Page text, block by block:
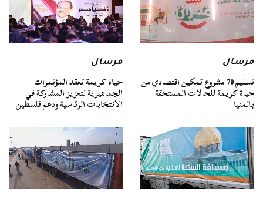
مرسال
تسليم 70 مشروع تمكين اقتصادي من
حياة كريمة للحالات المستحقة
بالمنيا
مرسال
حياة كريمة تعقد المؤتمرات
الجماهيرية لتعزيز المشاركة في
الانتخابات الرئاسية ودعم فلسطين